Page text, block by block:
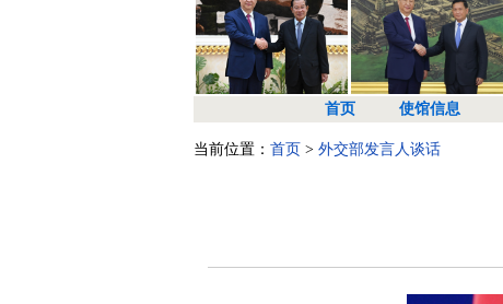
首页 使馆信息
当前位置： 首页 > 外交部发言人谈话